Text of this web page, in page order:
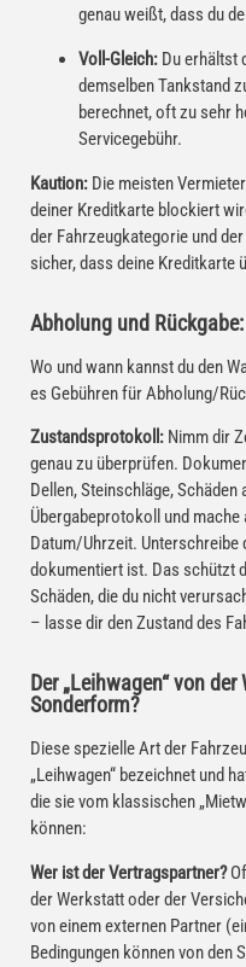
genau weißt, dass du
Voll-Gleich: Du erhältst
demselben Tankstand
berechnet, oft zu sehr
Servicegebühr.
Kaution: Die meisten
deiner Kreditkarte blockiert
der Fahrzeugkategorie und
sicher, dass deine Kreditkarte
Abholung und Rückgabe:
Wo und wann kannst du den
es Gebühren für Abholung/
Zustandsprotokoll: Nimm dir
genau zu überprüfen.
Dellen, Steinschläge,
Übergabeprotokoll und
Datum/Uhrzeit.
dokumentiert ist. Das schützt
Schäden, die du nicht
– lasse dir den Zustand des
Der „Leihwagen“ von
Sonderform?
Diese spezielle Art der
„Leihwagen“ bezeichnet und
die sie vom klassischen
können:
Wer ist der Vertragspartner?
der Werkstatt oder der
von einem externen Partner
Bedingungen können von den